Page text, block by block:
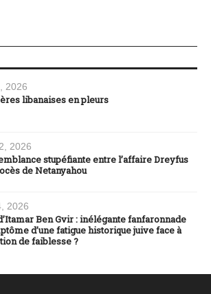
2026
libanaises en pleurs
2026
stupéfiante entre l’affaire Dreyfus
de Netanyahou
2026
Ben Gvir : inélégante fanfaronnade
d’une fatigue historique juive face à
de faiblesse ?